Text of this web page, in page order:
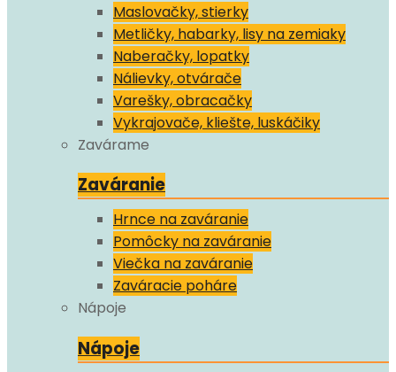
Maslovačky, stierky
Metličky, habarky, lisy na zemiaky
Naberačky, lopatky
Nálievky, otvárače
Varešky, obracačky
Vykrajovače, kliešte, luskáčiky
Zavárame
Zaváranie
Hrnce na zaváranie
Pomôcky na zaváranie
Viečka na zaváranie
Zaváracie poháre
Nápoje
Nápoje